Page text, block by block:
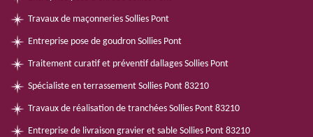
Travaux de maçonneries Sollies Pont
Entreprise pose de goudron Sollies Pont
Traitement curatif et préventif dallages Sollies Pont
Spécialiste en terrassement Sollies Pont 83210
Travaux de réalisation de tranchées Sollies Pont 83210
Entreprise de livraison gravier et sable Sollies Pont 83210